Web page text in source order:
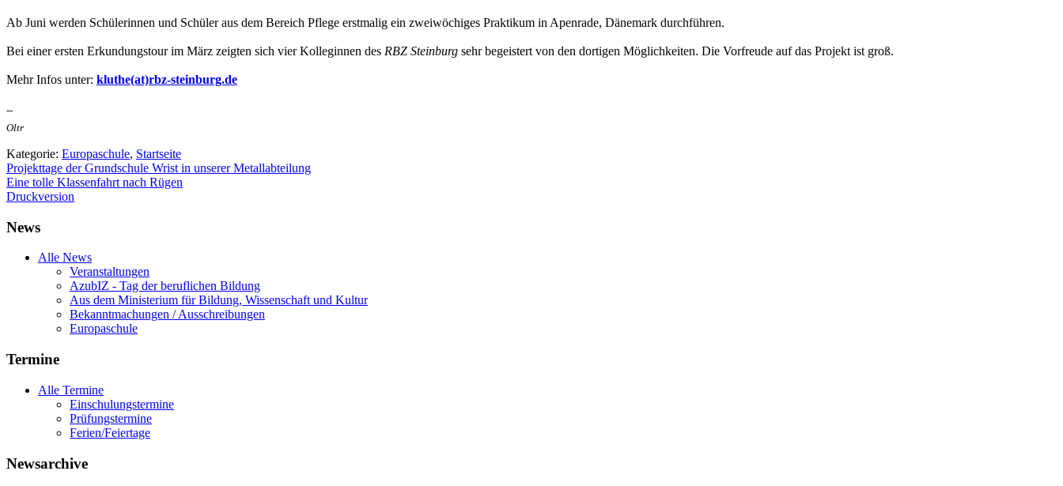
Ab Juni werden Schülerinnen und Schüler aus dem Bereich Pflege erstmalig ein zweiwöchiges Praktikum in Apenrade, Dänemark durchführen.
Bei einer ersten Erkundungstour im März zeigten sich vier Kolleginnen des RBZ Steinburg sehr begeistert von den dortigen Möglichkeiten. Die Vorfreude auf das Projekt ist groß.
Mehr Infos unter: kluthe(at)rbz-steinburg.de
--
Oltr
Kategorie: Europaschule, Startseite
Projekttage der Grundschule Wrist in unserer Metallabteilung
Eine tolle Klassenfahrt nach Rügen
Druckversion
News
Alle News
Veranstaltungen
AzubIZ - Tag der beruflichen Bildung
Aus dem Ministerium für Bildung, Wissenschaft und Kultur
Bekanntmachungen / Ausschreibungen
Europaschule
Termine
Alle Termine
Einschulungstermine
Prüfungstermine
Ferien/Feiertage
Newsarchive